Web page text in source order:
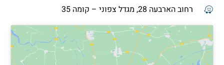
רחוב הארבעה 28, מגדל צפוני – קומה 35